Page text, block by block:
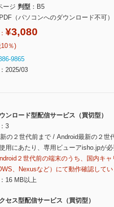
ージ 判型
B5
PDF（パソコンへのダウンロード不可）
¥3,080
％)
9865
2025/03
ンロード型配信サービス（買切型）
3
の２世代前まで / Android最新の２世
用にあたり、専用ビューアisho.jpが
２世代前の端末のうち、国内キ
、Nexusなど）にて動作確認してい
16 MB以上
セス型配信サービス（買切型）